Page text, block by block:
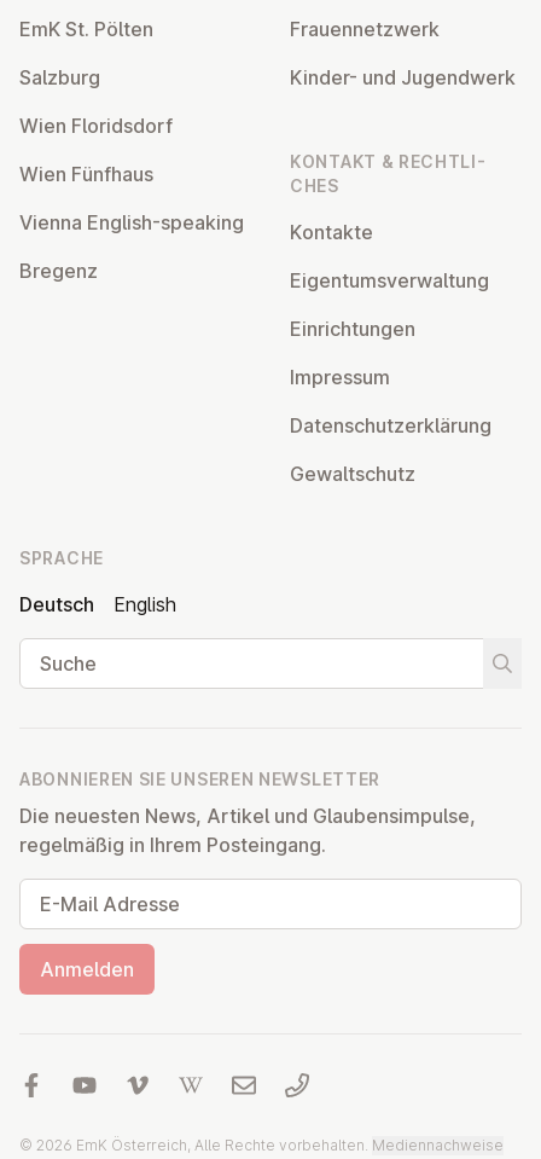
EmK St. Pölten
Salzburg
Wien Flo­rids­dorf
Wien Fünfhaus
Vienna English-speaking
Bregenz
Frau­en­netz­werk
Kinder- und Ju­gend­werk
KONTAKT & RECHT­LI­
CHES
Kontakte
Ei­gen­tums­ver­wal­tung
Ein­rich­tun­gen
Impressum
Da­ten­schutz­er­klä­rung
Ge­walt­schutz
SPRACHE
Deutsch
English
Suche
ABONNIEREN SIE UNSEREN NEWSLETTER
Die neuesten News, Artikel und Glaubensimpulse,
regelmäßig in Ihrem Posteingang.
E-Mail Adresse
Anmelden
© 2026 EmK Österreich, Alle Rechte vorbehalten. Mediennachweise